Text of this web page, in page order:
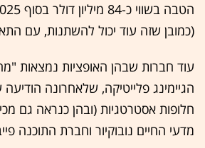
(כמובן שזה עוד יכול להשתנות, עם
עוד חברות שבהן האופציות נמצאות
הגיימינג פלייטיקה, שלאחרונה
חלופות אסטרטגיות (ובהן כנראה גם
מדעי החיים נובוקיור וחברת התוכנה